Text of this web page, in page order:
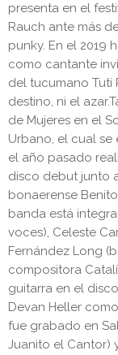
presenta en el
Rauch ante más
punky. En el 2019
como cantante
del tucumano ​Tuti
destino, ni el
de Mujeres en el
Urbano​, el cual se
el año pasado
disco debut junto
bonaerense
banda está
voces), ​Celeste
Fernández Long
compositora
guitarra en el
Devan Heller
fue grabado en
Juanito el Cantor)